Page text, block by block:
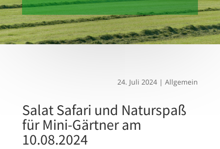
24. Juli 2024 |Allgemein
Salat Safari und Naturspaß
für Mini-Gärtner am
10.08.2024